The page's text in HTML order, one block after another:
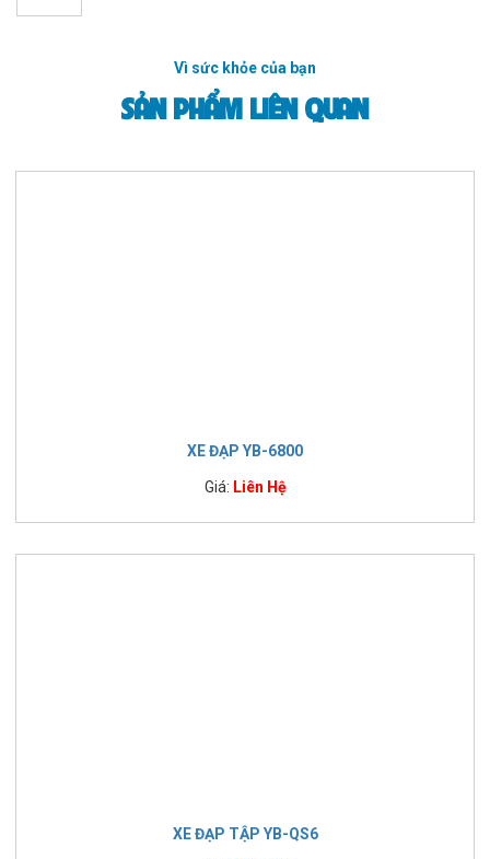
Vì sức khỏe của bạn
SẢN PHẨM LIÊN QUAN
XE ĐẠP YB-6800
Giá: Liên Hệ
XE ĐẠP TẬP YB-QS6